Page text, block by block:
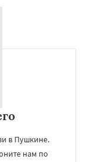
в Пушкине.
нам по